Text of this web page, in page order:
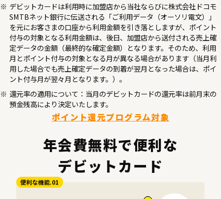
デビットカードは利用時に加盟店から当社ならびに株式会社ドコモ
SMTBネット銀行に伝送される「ご利用データ（オーソリ電文）」
を元にお客さまの口座から利用金額を引き落としますが、ポイント
付与の対象となる利用金額は、後日、加盟店から送付される売上確
定データの金額（最終的な確定金額）となります。そのため、利用
月とポイント付与の対象となる月が異なる場合があります（当月利
用した場合でも売上確定データの到着が翌月となった場合は、ポイ
ント付与月が翌々月となります。）。
還元率の適用について：当月のデビットカードの還元率は前月末の
預金残高により決定いたします。
ポイント還元プログラム対象
年会費無料で便利な
デビットカード
便利な機能.01